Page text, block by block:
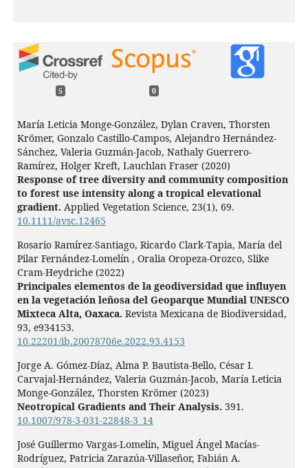
5 0
María Leticia Monge‐González, Dylan Craven, Thorsten
Krömer, Gonzalo Castillo‐Campos, Alejandro Hernández‐
Sánchez, Valeria Guzmán‐Jacob, Nathaly Guerrero‐
Ramírez, Holger Kreft, Lauchlan Fraser (2020)
Response of tree diversity and community composition
to forest use intensity along a tropical elevational
gradient. Applied Vegetation Science, 23(1), 69.
10.1111/avsc.12465
Rosario Ramírez-Santiago, Ricardo Clark-Tapia, María del
Pilar Fernández-Lomelín , Oralia Oropeza-Orozco, Slike
Cram-Heydriche (2022)
Principales elementos de la geodiversidad que influyen
en la vegetación leñosa del Geoparque Mundial UNESCO
Mixteca Alta, Oaxaca. Revista Mexicana de Biodiversidad,
93, e934153.
10.22201/ib.20078706e.2022.93.4153
Jorge A. Gómez-Díaz, Alma P. Bautista-Bello, César I.
Carvajal-Hernández, Valeria Guzmán-Jacob, María Leticia
Monge-González, Thorsten Krömer (2023)
Neotropical Gradients and Their Analysis. 391.
10.1007/978-3-031-22848-3_14
José Guillermo Vargas-Lomelín, Miguel Ángel Macías-
Rodríguez, Patricia Zarazúa-Villaseñor, Fabián A.